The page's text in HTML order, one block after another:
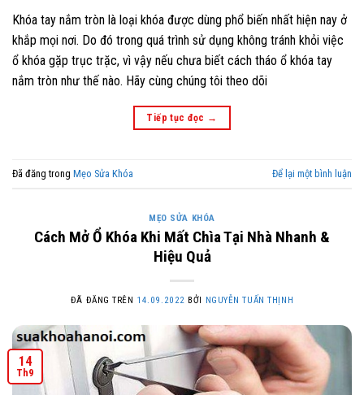
Khóa tay nắm tròn là loại khóa được dùng phổ biến nhất hiện nay ở
khắp mọi nơi. Do đó trong quá trình sử dụng không tránh khỏi việc
ổ khóa gặp trục trặc, vì vậy nếu chưa biết cách tháo ổ khóa tay
nắm tròn như thế nào. Hãy cùng chúng tôi theo dõi
Tiếp tục đọc →
Đã đăng trong Mẹo Sửa Khóa Để lại một bình luận
MẸO SỬA KHÓA
Cách Mở Ổ Khóa Khi Mất Chìa Tại Nhà Nhanh &
Hiệu Quả
ĐÃ ĐĂNG TRÊN 14.09.2022 BỞI NGUYỄN TUẤN THỊNH
14
Th9